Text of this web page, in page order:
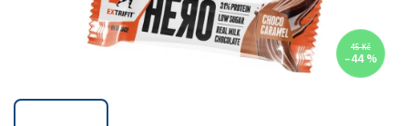
45 Kč
–44 %